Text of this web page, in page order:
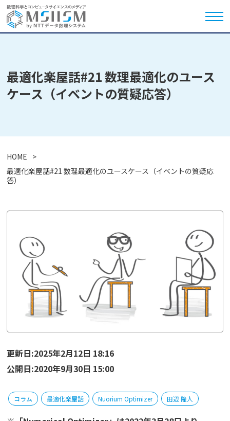
最適化楽屋話#21 数理最適化のユース
ケース（イベントの質疑応答）
HOME
最適化楽屋話#21 数理最適化のユースケース（イベントの質疑応
答）
更新日:2025年2月12日 18:16
公開日:2020年9月30日 15:00
コラム 最適化楽屋話 Nuorium Optimizer 田辺 隆人